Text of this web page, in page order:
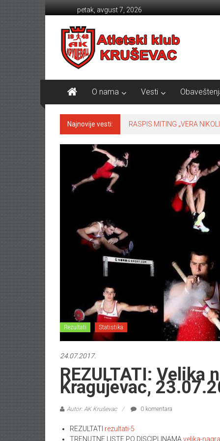
petak, avgust 7, 2026
Atletski klub KRUŠEVAC
O nama Vesti
Najnovije vesti: RASPIS MITING „VERA
Rezultati Statistika
24.07.2017.
REZULTATI: Velika
Kragujevac,
Autor: AK Kruševac 0 komentara
REZULTATI rezultati-5
TRENUTNE LISTE PO DISCIPLINAMAvelika-